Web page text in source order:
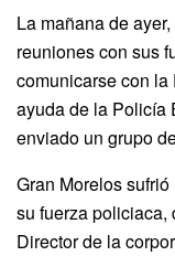
La mañana de
reuniones con sus
comunicarse con
ayuda de la Policía
enviado un grupo
Gran Morelos
su fuerza policiaca,
Director de la